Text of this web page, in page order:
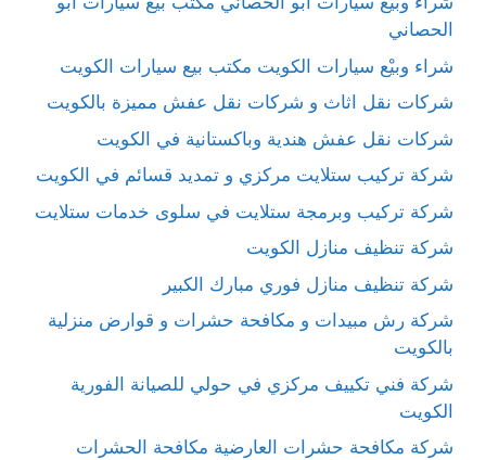
الحصاني
شراء وبيْع سيارات الكويت مكتب بيع سيارات الكويت
شركات نقل اثاث و شركات نقل عفش مميزة بالكويت
شركات نقل عفش هندية وباكستانية في الكويت
شركة تركيب ستلايت مركزي و تمديد قسائم في الكويت
شركة تركيب وبرمجة ستلايت في سلوى خدمات ستلايت
شركة تنظيف منازل الكويت
شركة تنظيف منازل فوري مبارك الكبير
شركة رش مبيدات و مكافحة حشرات و قوارض منزلية
بالكويت
شركة فني تكييف مركزي في حولي للصيانة الفورية
الكويت
شركة مكافحة حشرات العارضية مكافحة الحشرات